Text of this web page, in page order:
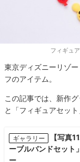
フィギュ
東京ディズニーリゾ
フのアイテム。
この記事では、新作
と「フィギュアセット
ギャラリー
【写真
ーブルバンドセット